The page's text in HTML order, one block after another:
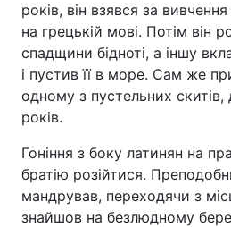
Спорт
Техно і зв'язок
Здоров'я
Цікавинки
Екологія
років, він взявся за
на грецькій мові. Потім він
спадщини бідноті, а іншу
і пустив її в море. Сам же
одному з пустельних
років.
Гоніння з боку латинян на
братію розійтися.
мандрував, переходячи з
знайшов на безлюдному